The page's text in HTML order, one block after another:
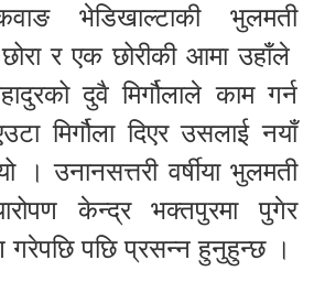
भेडिखाल्टाकी भुलमती
र एक छोरीकी आमा उहाँले
दुवै मिर्गौलाले काम गर्न
मिर्गौला दिएर उसलाई नयाँ
। उनानसत्तरी वर्षीया भुलमती
केन्द्र भक्तपुरमा पुगेर
गरेपछि पछि प्रसन्न हुनुहुन्छ ।